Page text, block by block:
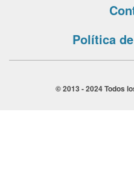
Política
© 2013 - 2024 Todos